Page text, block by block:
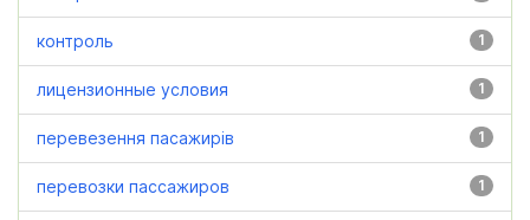
1
контроль
1
лицензионные условия
1
перевезення пасажирів
1
перевозки пассажиров